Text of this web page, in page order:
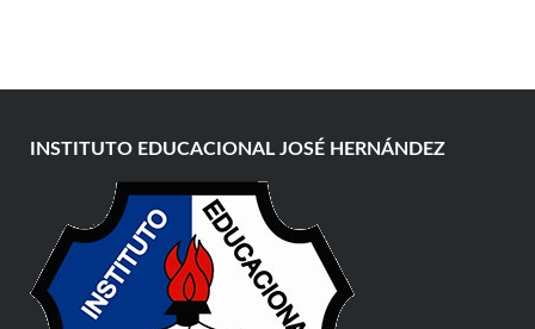
INSTITUTO EDUCACIONAL JOSÉ HERNÁNDEZ